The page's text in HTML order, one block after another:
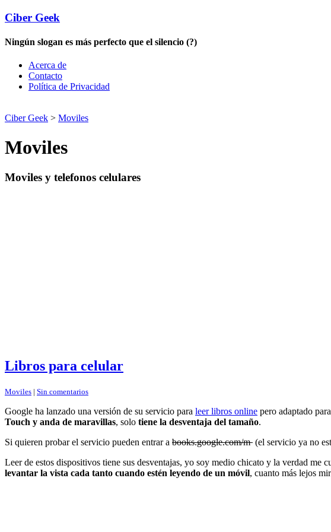
Ciber Geek
Ningún slogan es más perfecto que el silencio (?)
Acerca de
Contacto
Política de Privacidad
Ciber Geek > Moviles
Moviles
Moviles y telefonos celulares
Libros para celular
Moviles | Sin comentarios
Google ha lanzado una versión de su servicio para leer libros online pero adaptado
Touch y anda de maravillas, solo tiene la desventaja del tamaño.
Si quieren probar el servicio pueden entrar a books.google.com/m (el servicio ya no
Leer de estos dispositivos tiene sus desventajas, yo soy medio chicato y la verdad me
levantar la vista cada tanto cuando estén leyendo de un móvil, cuanto más lejos